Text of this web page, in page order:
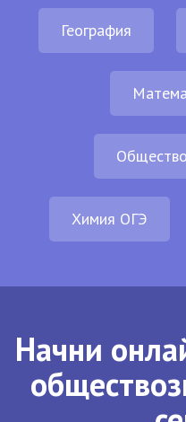
География
Химия ОГЭ
Начни